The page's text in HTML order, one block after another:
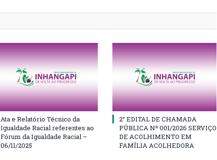
Ata e Relatório Técnico da
Igualdade Racial referentes ao
Fórum da Igualdade Racial –
06/11/2025
2° EDITAL DE CHAMADA
PÚBLICA Nº 001/2026 SERVIÇO
DE ACOLHIMENTO EM
FAMÍLIA ACOLHEDORA